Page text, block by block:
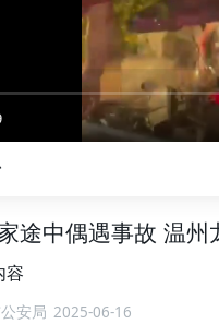
途中偶遇事故 温州
容
安局 2025-06-16